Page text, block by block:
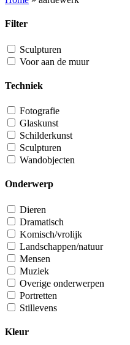
Filter
Sculpturen
Voor aan de muur
Techniek
Fotografie
Glaskunst
Schilderkunst
Sculpturen
Wandobjecten
Onderwerp
Dieren
Dramatisch
Komisch/vrolijk
Landschappen/natuur
Mensen
Muziek
Overige onderwerpen
Portretten
Stillevens
Kleur